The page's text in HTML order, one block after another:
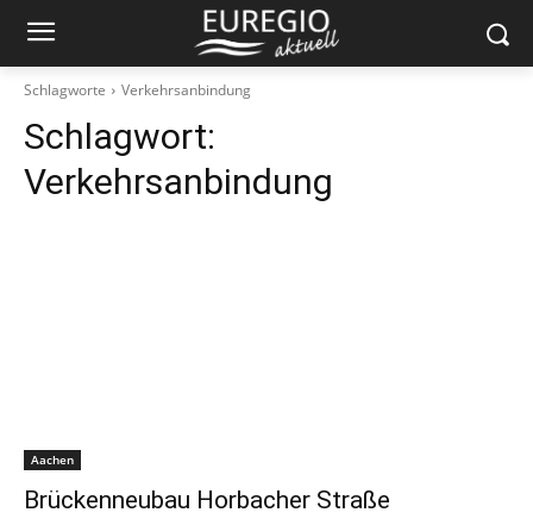
Schlagworte Verkehrsanbindung
Schlagwort:
Verkehrsanbindung
Aachen
Brückenneubau Horbacher Straße